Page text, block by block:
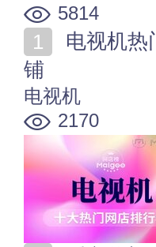
5814
铺
电视机
2170